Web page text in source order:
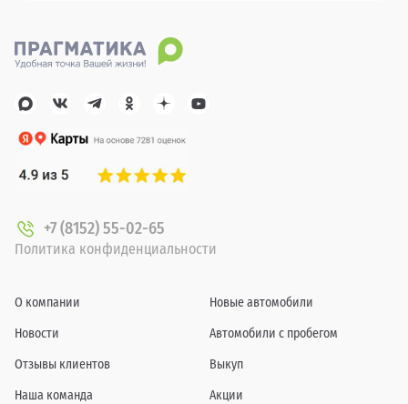
+7 (8152) 55-02-65
Политика конфиденциальности
О компании
Новости
Отзывы клиентов
Наша команда
Новые автомобили
Автомобили с пробегом
Выкуп
Акции